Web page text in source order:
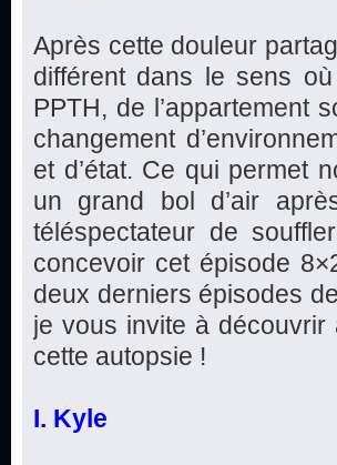
Après cette douleur
différent dans le sens
PPTH, de l’appartement
changement
et d’état. Ce qui permet
un grand bol d’air
téléspectateur de
concevoir cet épisode
deux derniers épisodes
je vous invite à
cette autopsie !
I. Kyle